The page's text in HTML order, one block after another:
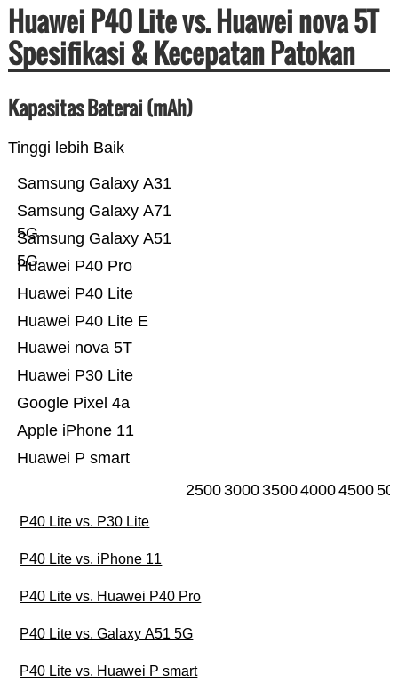
Huawei P40 Lite vs. Huawei nova 5T
Spesifikasi & Kecepatan Patokan
Kapasitas Baterai (mAh)
Tinggi lebih Baik
Huawei P smart
Apple iPhone 11
Google Pixel 4a
Huawei P30 Lite
Huawei nova 5T
Huawei P40 Lite E
Huawei P40 Lite
Huawei P40 Pro
Samsung Galaxy A51
5G
Samsung Galaxy A71
5G
Samsung Galaxy A31
25003000350040004500
P40 Lite vs. P30 Lite
P40 Lite vs. iPhone 11
P40 Lite vs. Huawei P40 Pro
P40 Lite vs. Galaxy A51 5G
P40 Lite vs. Huawei P smart